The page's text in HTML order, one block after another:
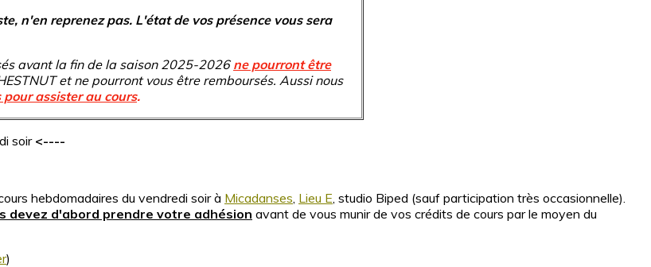
n'en reprenez pas. L'état de vos présence vous sera
avant la fin de la saison 2025-2026 ne pourront être
et ne pourront vous être remboursés. Aussi nous
assister au cours.
soir <----
hebdomadaires du vendredi soir à Micadanses, Lieu E, studio Biped (sauf participation très occasionnelle).
devez d'abord prendre votre adhésion avant de vous munir de vos crédits de cours par le moyen du
)